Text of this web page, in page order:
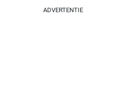
ADVERTENTIE